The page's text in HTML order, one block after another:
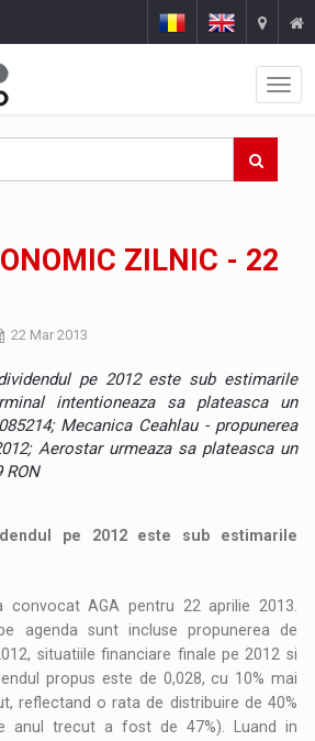
ZILNIC - 22
22 Mar 2013
pe 2012 este sub estimarile
intentioneaza sa plateasca un
Mecanica Ceahlau - propunerea
Aerostar urmeaza sa plateasca un
RON
pe 2012 este sub estimarile
convocat AGA pentru 22 aprilie 2013.
agenda sunt incluse propunerea de
situatiile financiare finale pe 2012 si
propus este de 0,028, cu 10% mai
reflectand o rata de distribuire de 40%
anul trecut a fost de 47%). Luand in